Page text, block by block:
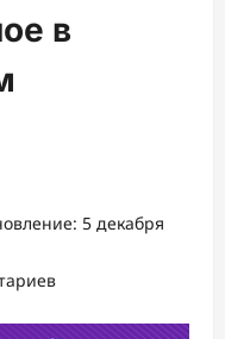
в
5 декабря